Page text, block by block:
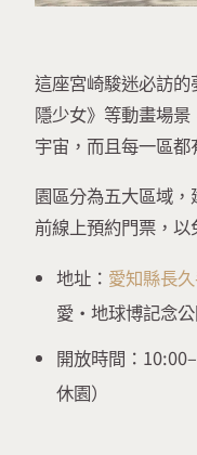
這座宮崎駿迷必訪
隱少女》等動畫場
宇宙，而且每一區
園區分為五大區域
前線上預約門票，以
地址： 愛知縣長
愛・地球博記念公
開放時間：
休園）